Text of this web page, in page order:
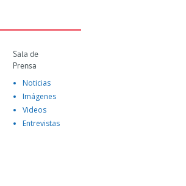
Sala de
Prensa
Noticias
Imágenes
Videos
Entrevistas